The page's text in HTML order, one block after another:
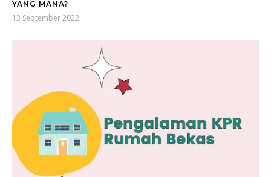
YANG MANA?
13 September 2022